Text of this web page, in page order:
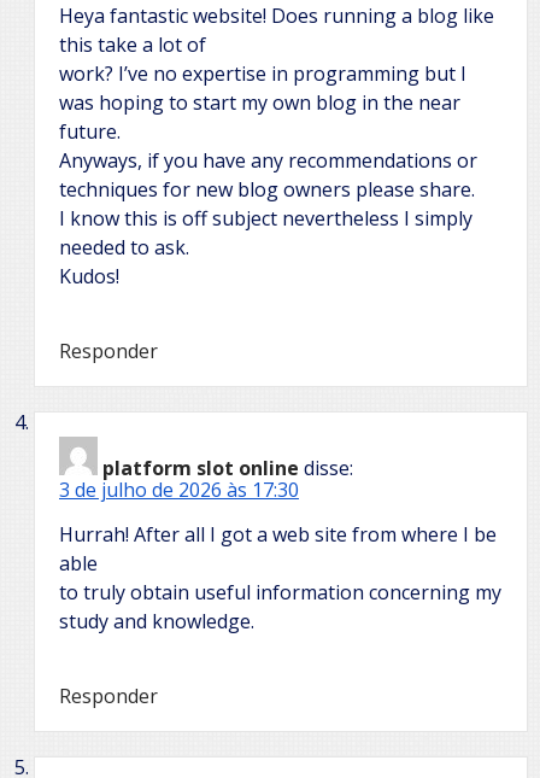
Heya fantastic website! Does running a blog like
this take a lot of
work? I’ve no expertise in programming but I
was hoping to start my own blog in the near
future.
Anyways, if you have any recommendations or
techniques for new blog owners please share.
I know this is off subject nevertheless I simply
needed to ask.
Kudos!
Responder
platform slot online disse:
3 de julho de 2026 às 17:30
Hurrah! After all I got a web site from where I be
able
to truly obtain useful information concerning my
study and knowledge.
Responder